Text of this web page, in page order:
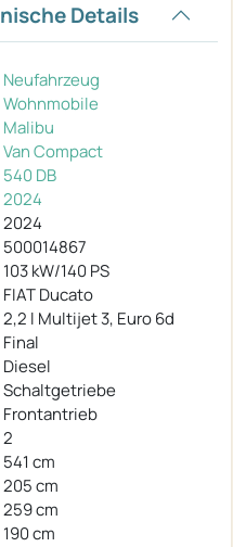
Details
Neufahrzeug
Wohnmobile
Malibu
Van Compact
540 DB
2024
2024
500014867
103 kW/140 PS
FIAT Ducato
2,2 l Multijet 3, Euro 6d
Final
Diesel
Schaltgetriebe
Frontantrieb
2
541 cm
205 cm
259 cm
190 cm